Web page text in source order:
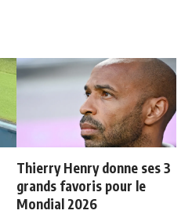
Thierry Henry donne ses 3
grands favoris pour le
Mondial 2026